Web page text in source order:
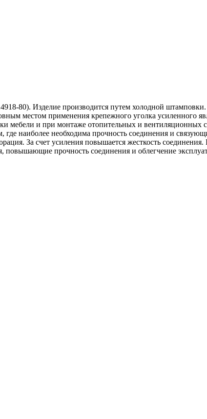
80). Изделие производится путем холодной
местом применения крепежного уголка усиленного
мебели и при монтаже отопительных и
наиболее необходима прочность соединения и
За счет усиления повышается жесткость
повышающие прочность соединения и облегчение